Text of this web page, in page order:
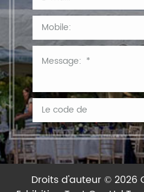
Droits d'auteur © 2026